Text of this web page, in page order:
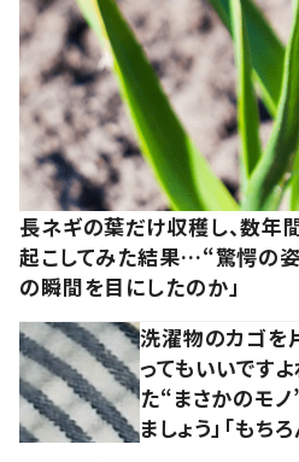
長ネギの葉だけ収穫し、数
起こしてみた結果…“驚愕の姿
の瞬間を目にしたのか」
洗濯物のカゴを
ってもいいです
た“まさかのモ
ましょう」「もちろ